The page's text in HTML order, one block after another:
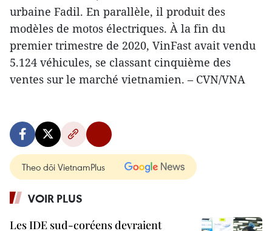
urbaine Fadil. En parallèle, il produit des
modèles de motos électriques. À la fin du
premier trimestre de 2020, VinFast avait vendu
5.124 véhicules, se classant cinquième des
ventes sur le marché vietnamien. – CVN/VNA
Theo dõi VietnamPlus
VOIR PLUS
Les IDE sud-coréens devraient